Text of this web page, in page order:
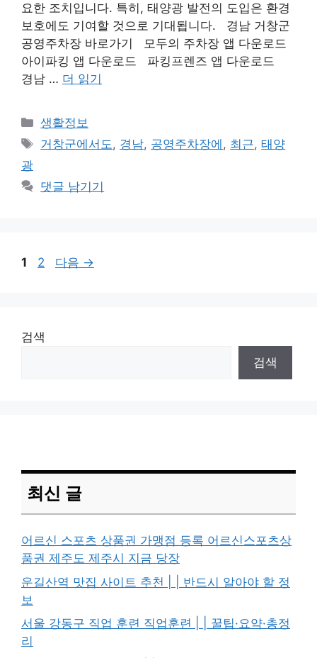
요한 조치입니다. 특히, 태양광 발전의 도입은 환경
보호에도 기여할 것으로 기대됩니다. 경남 거창군
공영주차장 바로가기 모두의 주차장 앱 다운로드
아이파킹 앱 다운로드 파킹프렌즈 앱 다운로드
경남 … 더 읽기
카
테
생활정보
태
거창군에서도, 경남, 공영주차장에 , 최근,태양
광
댓글 남기기
페
1
페
2 다음 →
검색
검색
최신 글
어르신 스포츠 상품권 가맹점 등록 어르신스포츠상
품권 제주도 제주시 지금 당장
운길산역 맛집 사이트 추천 | | 반드시 알아야 할 정
보
서울 강동구 직업 훈련 직업훈련 | | 꿀팁·요약·총정
리